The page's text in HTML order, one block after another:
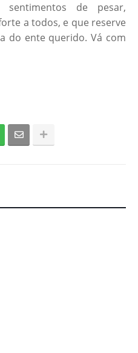
sentimentos de pesar,
a todos, e que reserve
do ente querido. Vá com